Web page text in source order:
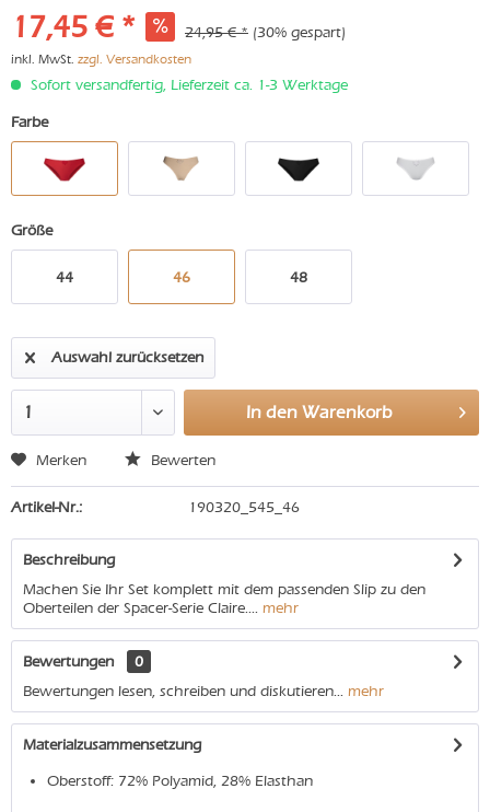
17,45 € * 24,95 € * (30% gespart)
inkl. MwSt. zzgl. Versandkosten
Sofort versandfertig, Lieferzeit ca. 1-3 Werktage
Farbe
Größe
44 46 48
Auswahl zurücksetzen
In den Warenkorb
Merken Bewerten
Artikel-Nr.: 190320_545_46
Beschreibung
Machen Sie Ihr Set komplett mit dem passenden Slip zu den
Oberteilen der Spacer-Serie Claire.... mehr
Bewertungen
0
Bewertungen lesen, schreiben und diskutieren... mehr
Materialzusammensetzung
Oberstoff: 72% Polyamid, 28% Elasthan